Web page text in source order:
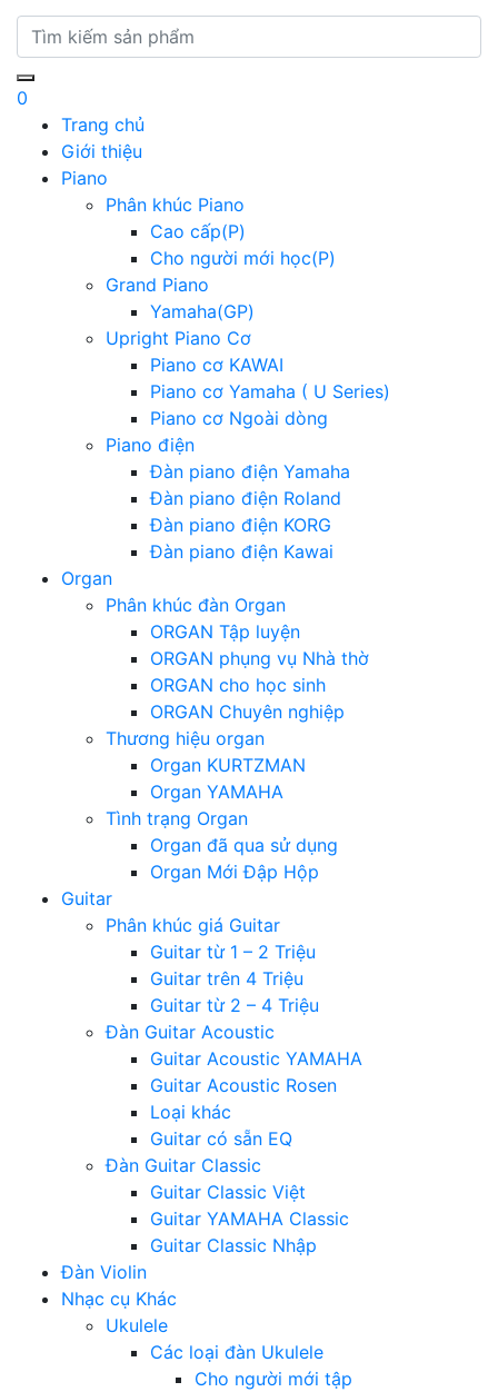
0
Trang chủ
Giới thiệu
Piano
Phân khúc Piano
Cao cấp(P)
Cho người mới học(P)
Grand Piano
Yamaha(GP)
Upright Piano Cơ
Piano cơ KAWAI
Piano cơ Yamaha ( U Series)
Piano cơ Ngoài dòng
Piano điện
Đàn piano điện Yamaha
Đàn piano điện Roland
Đàn piano điện KORG
Đàn piano điện Kawai
Organ
Phân khúc đàn Organ
ORGAN Tập luyện
ORGAN phụng vụ Nhà thờ
ORGAN cho học sinh
ORGAN Chuyên nghiệp
Thương hiệu organ
Organ KURTZMAN
Organ YAMAHA
Tình trạng Organ
Organ đã qua sử dụng
Organ Mới Đập Hộp
Guitar
Phân khúc giá Guitar
Guitar từ 1 – 2 Triệu
Guitar trên 4 Triệu
Guitar từ 2 – 4 Triệu
Đàn Guitar Acoustic
Guitar Acoustic YAMAHA
Guitar Acoustic Rosen
Loại khác
Guitar có sẵn EQ
Đàn Guitar Classic
Guitar Classic Việt
Guitar YAMAHA Classic
Guitar Classic Nhập
Đàn Violin
Nhạc cụ Khác
Ukulele
Các loại đàn Ukulele
Cho người mới tập